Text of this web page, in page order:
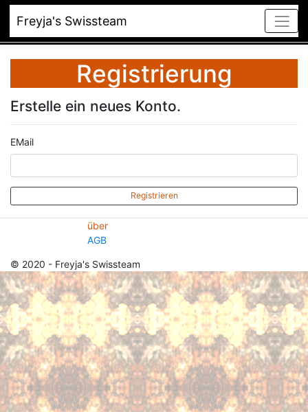
Freyja's Swissteam
Registrierung
Erstelle ein neues Konto.
EMail
Registrieren
über
AGB
© 2020 - Freyja's Swissteam